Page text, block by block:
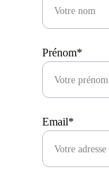
Prénom*
Email*